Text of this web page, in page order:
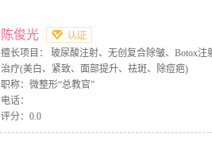
陈俊光
擅长项目： 玻尿酸注射、无创复合除皱、Botox
治疗(美白、紧致、面部提升、祛斑、除痘疤)
职称：微整形“总教官”
电话：
评分：0.0